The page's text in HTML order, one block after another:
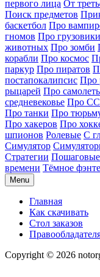
первого лица От
Поиск предметов
баскетбол Про
гномов Про грузовики
животных Про зомби
корабли Про космос
паркур Про пиратов
постапокалипсис Про
рыцарей Про
средневековье Про
Про танки Про
Про хакеров Про
шпионов Ролевые С
Симулятор
Стратегии Пошаговые
времени Тёмное
Menu
Главная
Как скачивать
Стол заказов
Copyright © 2026